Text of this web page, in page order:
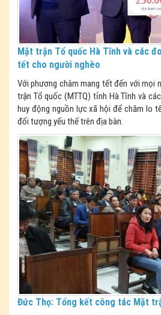
Mặt trận Tổ quốc Hà Tĩnh và các
tết cho người nghèo
Với phương châm mang tết đến với mọi
trận Tổ quốc (MTTQ) tỉnh Hà Tĩnh và
huy động nguồn lực xã hội để chăm lo
đối tượng yếu thế trên địa bàn.
Đức Thọ: Tổng kết công tác Mặt